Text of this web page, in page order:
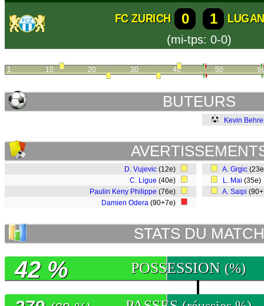
FC ZURICH 0 1
(mi-tps: 0-0)
1 10 20 30 40 50
BUTEURS
Kevin
D. Vujevic (12e)
C. Ligue (40e)
Paulin Keny Philippe (76e)
Damien Odera (90+7e)
A. Grgic
L. Mai (35e)
A. Saipi
STATS DU MATCH
POSSESSION (%)
42 %